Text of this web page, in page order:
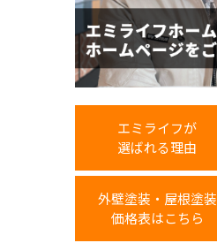
エミライフが
選ばれる理由
外壁塗装・屋根塗装
価格表はこちら